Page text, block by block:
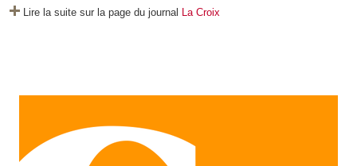
Lire la suite sur la page du journal La Croix